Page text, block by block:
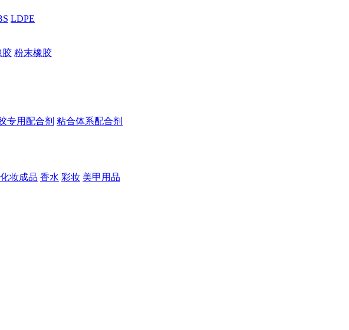
LDPE
胶 粉末橡胶
专用配合剂 粘合体系配合剂
妆成品 香水 彩妆 美甲用品